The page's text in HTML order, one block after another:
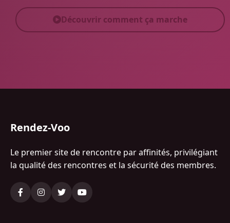
Découvrir comment ça marche
Rendez-Voo
Le premier site de rencontre par affinités, privilégiant
la qualité des rencontres et la sécurité des membres.